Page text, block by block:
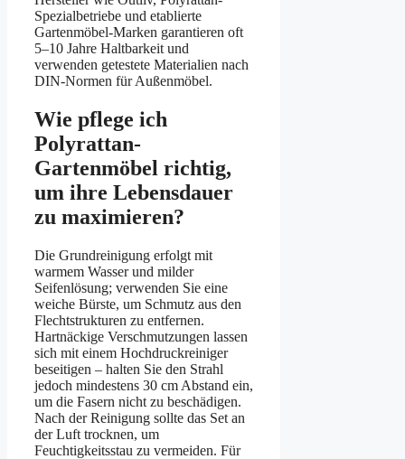
Spezialbetriebe und etablierte
Gartenmöbel-Marken garantieren oft
5–10 Jahre Haltbarkeit und
verwenden getestete Materialien nach
DIN-Normen für Außenmöbel.
Wie pflege ich
Polyrattan-
Gartenmöbel richtig,
um ihre Lebensdauer
zu maximieren?
Die Grundreinigung erfolgt mit
warmem Wasser und milder
Seifenlösung; verwenden Sie eine
weiche Bürste, um Schmutz aus den
Flechtstrukturen zu entfernen.
Hartnäckige Verschmutzungen lassen
sich mit einem Hochdruckreiniger
beseitigen – halten Sie den Strahl
jedoch mindestens 30 cm Abstand ein,
um die Fasern nicht zu beschädigen.
Nach der Reinigung sollte das Set an
der Luft trocknen, um
Feuchtigkeitsstau zu vermeiden. Für